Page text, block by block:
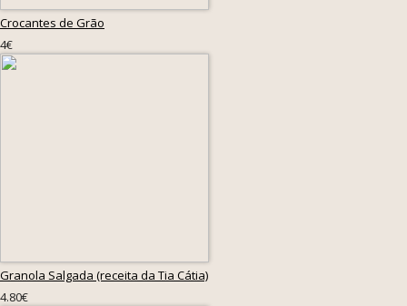
Crocantes de Grão
4€
Granola Salgada (receita da Tia Cátia)
4.80€